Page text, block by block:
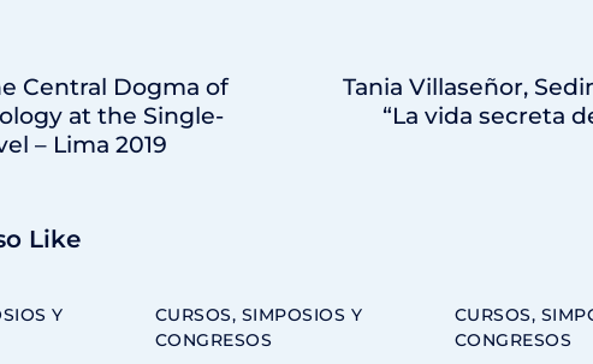
Central Dogma of
at the Single-
– Lima 2019
Tania Villaseñor,
“La vida secreta
Like
Y
CURSOS, SIMPOSIOS Y
CONGRESOS
CURSOS,
CONGRESOS